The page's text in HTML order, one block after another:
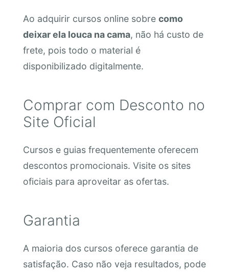
Ao adquirir cursos online sobre como
deixar ela louca na cama, não há custo de
frete, pois todo o material é
disponibilizado digitalmente.
Comprar com Desconto no
Site Oficial
Cursos e guias frequentemente oferecem
descontos promocionais. Visite os sites
oficiais para aproveitar as ofertas.
Garantia
A maioria dos cursos oferece garantia de
satisfação. Caso não veja resultados, pode